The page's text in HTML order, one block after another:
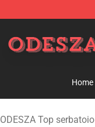
Home
ODESZA Top serbatoio